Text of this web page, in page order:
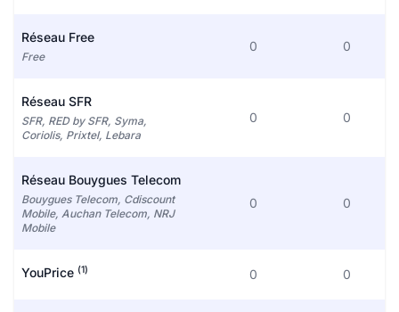
Réseau Free
Free
0 0
Réseau SFR
SFR, RED by SFR, Syma,
Coriolis, Prixtel, Lebara
0 0
Réseau Bouygues Telecom
Bouygues Telecom, Cdiscount
Mobile, Auchan Telecom, NRJ
Mobile
0 0
YouPrice (1) 0 0